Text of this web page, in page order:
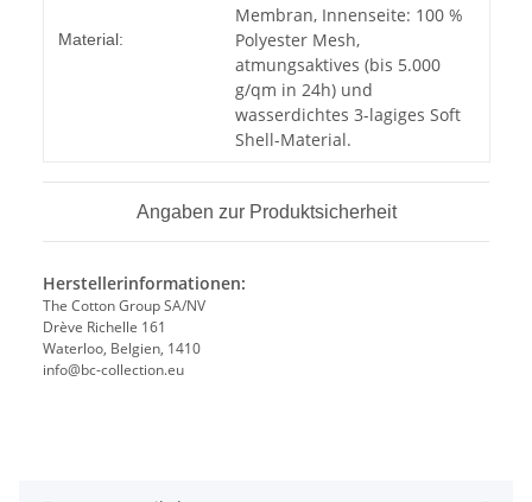
Material:
Membran, Innenseite: 100 %
Polyester Mesh,
atmungsaktives (bis 5.000
g/qm in 24h) und
wasserdichtes 3-lagiges Soft
Shell-Material.
Angaben zur Produktsicherheit
Herstellerinformationen:
The Cotton Group SA/NV
Drève Richelle 161
Waterloo, Belgien, 1410
info@bc-collection.eu